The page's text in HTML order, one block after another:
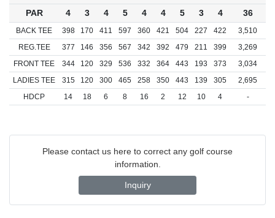
PAR
4 3 4 5 4 4 5 3 4 36
BACK TEE 398 170 411 597 360 421 504 227 422
3,510
REG.TEE
377 146 356 567 342 392 479 211 399
3,269
FRONT TEE
344 120 329 536 332 364 443 193 373
3,034
LADIES TEE
315 120 300 465 258 350 443 139 305
2,695
HDCP
14 18 6 8 16 2 12 10 4 -
Please contact us here to correct any golf course
information.
Inquiry